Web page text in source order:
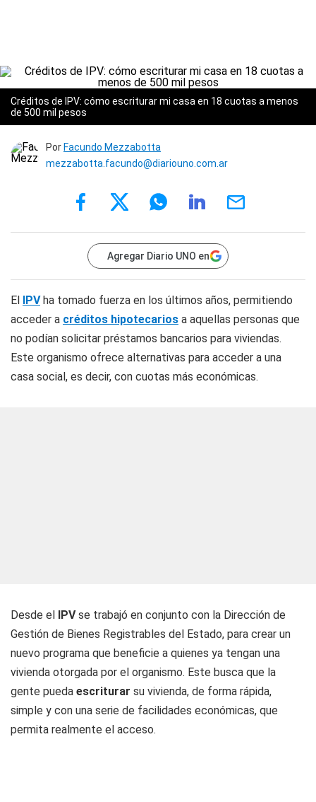
Créditos de IPV: cómo escriturar mi casa en 18 cuotas a menos
de 500 mil pesos
Por Facundo Mezzabotta
mezzabotta.facundo@diariouno.com.ar
Agregar Diario UNO en
El IPVha tomado fuerza en los últimos años, permitiendo
acceder a créditos hipotecarios a aquellas personas que
no podían solicitar préstamos bancarios para viviendas.
Este organismo ofrece alternativas para acceder a una
casa social, es decir, con cuotas más económicas.
Desde el IPVse trabajó en conjunto con la Dirección de
Gestión de Bienes Registrables del Estado, para crear un
nuevo programa que beneficie a quienes ya tengan una
vivienda otorgada por el organismo. Este busca que la
gente pueda escriturar su vivienda, de forma rápida,
simple y con una serie de facilidades económicas, que
permita realmente el acceso.